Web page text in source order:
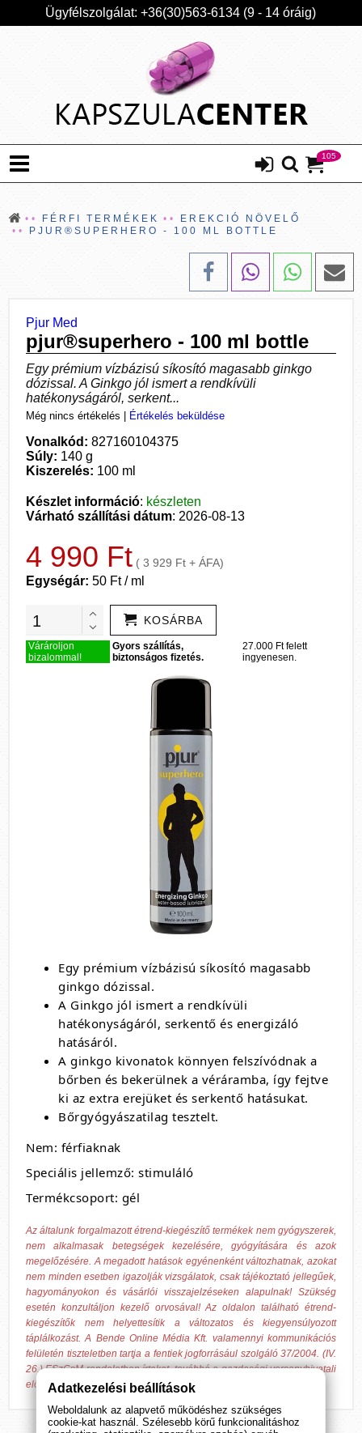
Ügyfélszolgálat: +36(30)563-6134 (9 - 14 óráig)
105
FÉRFI TERMÉKEK
EREKCIÓ NÖVELŐ
PJUR®SUPERHERO - 100 ML BOTTLE
Pjur Med
pjur®superhero - 100 ml bottle
Egy prémium vízbázisú síkosító magasabb ginkgo
dózissal. A Ginkgo jól ismert a rendkívüli
hatékonyságáról, serkent...
Még nincs értékelés Értékelés beküldése
Vonalkód: 827160104375
Súly: 140 g
Kiszerelés: 100 ml
Készlet információ: készleten
Várható szállítási dátum: 2026-08-13
4 990 Ft ( 3 929 Ft + ÁFA)
Egységár: 50 Ft / ml
KOSÁRBA
Várároljon
bizalommal!
Gyors szállítás,
biztonságos fizetés.
27.000 Ft felett
ingyenesen.
Egy prémium vízbázisú síkosító magasabb
ginkgo dózissal.
A Ginkgo jól ismert a rendkívüli
hatékonyságáról, serkentő és energizáló
hatásáról.
A ginkgo kivonatok könnyen felszívódnak a
bőrben és bekerülnek a véráramba, így fejtve
ki az extra erejüket és serkentő hatásukat.
Bőrgyógyászatilag tesztelt.
Nem: férfiaknak
Speciális jellemző: stimuláló
Termékcsoport: gél
Az általunk forgalmazott étrend-kiegészítő termékek nem gyógyszerek,
nem alkalmasak betegségek kezelésére, gyógyítására és azok
megelőzésére. A megadott hatások egyénenként változhatnak, azokat
nem minden esetben igazolják vizsgálatok, csak tájékoztató jellegűek,
hagyományokon és vásárlói visszajelzéseken alapulnak! Szükség
esetén konzultáljon kezelő orvosával! Az oldalon található étrend-
kiegészítők nem helyettesítik a változatos és kiegyensúlyozott
táplálkozást. A Bende Online Média Kft. valamennyi kommunikációs
felületén tiszteletben tartja a fentiek jogforrásául szolgáló 37/2004. (IV.
26.) ESzCsM rendeletben írtakat, továbbá a gazdasági versenyhivatali
előírásokat.
Adatkezelési beállítások
Weboldalunk az alapvető működéshez szükséges
cookie-kat használ. Szélesebb körű funkcionalitáshoz